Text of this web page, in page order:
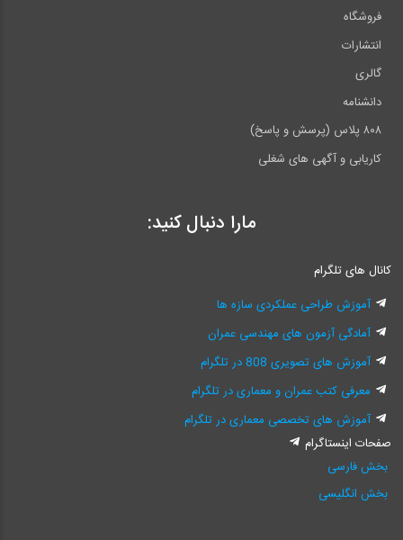
فروشگاه
انتشارات
گالری
دانشنامه
۸۰۸ پلاس (پرسش و پاسخ)
کاریابی و آگهی های شغلی
مارا دنبال کنید:
کانال های تلگرام
آموزش طراحی عملکردی سازه ها
آمادگی آزمون های مهندسی عمران
آموزش های تصویری 808 در تلگرام
معرفی کتب عمران و معماری در تلگرام
آموزش های تخصصی معماری در تلگرام
صفحات اینستاگرام
بخش فارسی
بخش انگلیسی